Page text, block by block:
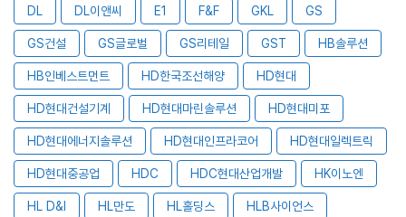
DL DL이앤씨 E1 F&F GKL GS
GS건설 GS글로벌 GS리테일 GST HB솔루션
HB인베스트먼트 HD한국조선해양 HD현대
HD현대건설기계 HD현대마린솔루션 HD현대미포
HD현대에너지솔루션 HD현대인프라코어 HD현대일렉트릭
HD현대중공업 HDC HDC현대산업개발 HK이노엔
HL D&I HL만도 HL홀딩스 HLB사이언스